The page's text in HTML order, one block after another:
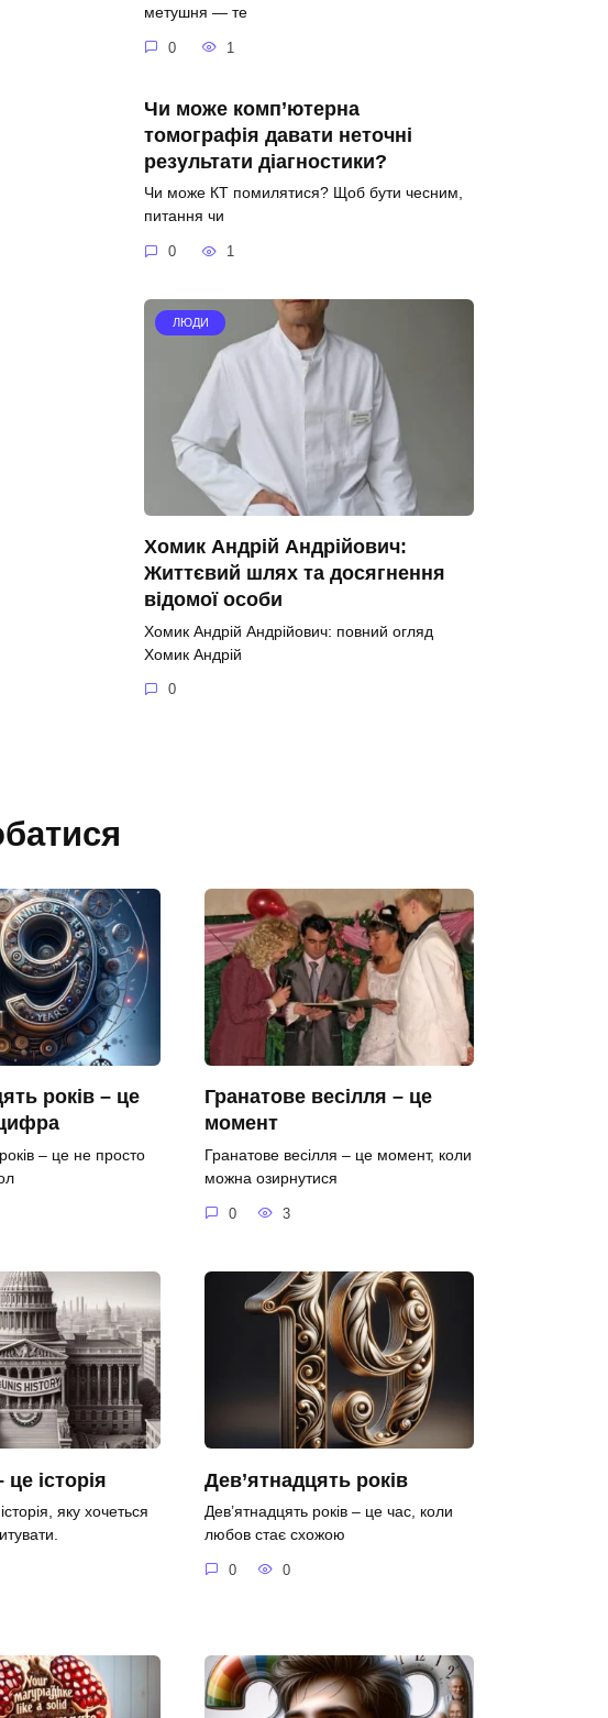
метушня — те
0 1
Чи може комп’ютерна
томографія давати неточні
результати діагностики?
Чи може КТ помилятися? Щоб бути чесним,
питання чи
0 1
ЛЮДИ
Хомик Андрій Андрійович:
Життєвий шлях та досягнення
відомої особи
Хомик Андрій Андрійович: повний огляд
Хомик Андрій
0
років – це
– це не просто
Гранатове весілля – це
момент
Гранатове весілля – це момент, коли
можна озирнутися
0 3
історія
яку хочеться
Дев’ятнадцять років
Дев’ятнадцять років – це час, коли
любов стає схожою
0 0